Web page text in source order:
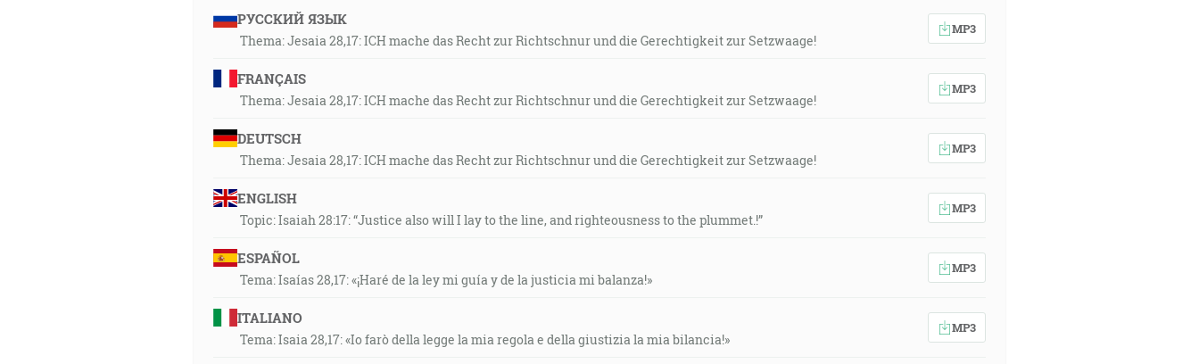
РУССКИЙ ЯЗЫК
Thema: Jesaia 28,17: ICH mache das Recht zur Richtschnur und die Gerechtigkeit zur Setzwaage!
MP3
FRANÇAIS
Thema: Jesaia 28,17: ICH mache das Recht zur Richtschnur und die Gerechtigkeit zur Setzwaage!
MP3
DEUTSCH
Thema: Jesaia 28,17: ICH mache das Recht zur Richtschnur und die Gerechtigkeit zur Setzwaage!
MP3
ENGLISH
Topic: Isaiah 28:17: “Justice also will I lay to the line, and righteousness to the plummet.!”
MP3
ESPAÑOL
Tema: Isaías 28,17: «¡Haré de la ley mi guía y de la justicia mi balanza!»
MP3
ITALIANO
Tema: Isaia 28,17: «Io farò della legge la mia regola e della giustizia la mia bilancia!»
MP3